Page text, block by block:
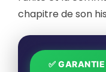
chapitre de son
✅